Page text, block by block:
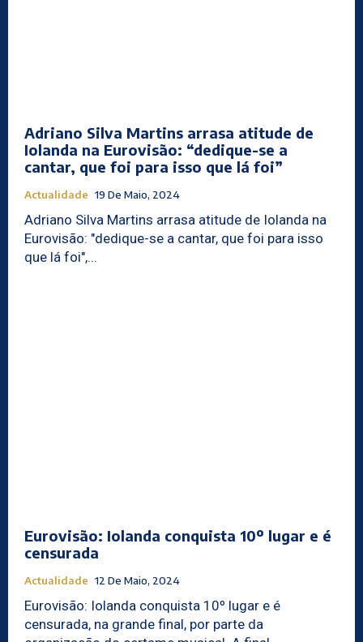
Adriano Silva Martins arrasa atitude de
Iolanda na Eurovisão: “dedique-se a
cantar, que foi para isso que lá foi”
Actualidade 19 De Maio, 2024
Adriano Silva Martins arrasa atitude de Iolanda na
Eurovisão: "dedique-se a cantar, que foi para isso
que lá foi",...
Eurovisão: Iolanda conquista 10º lugar e é
censurada
Actualidade 12 De Maio, 2024
Eurovisão: Iolanda conquista 10º lugar e é
censurada, na grande final, por parte da